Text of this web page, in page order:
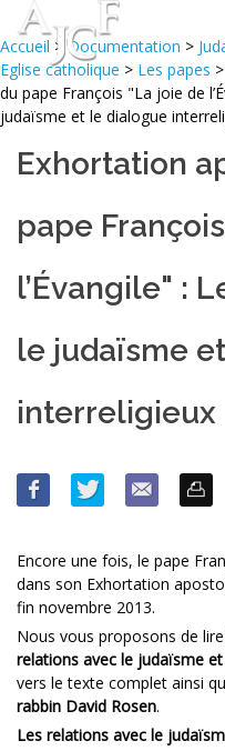
Accueil >Documentation >
Eglise catholique > Les papes >
du pape François "La joie de
judaïsme et le dialogue
Exhortation
pape
l’Évangile" :
le judaïsme
interreligieux
Encore une fois, le pape
dans son Exhortation
fin novembre 2013.
Nous vous proposons de lire
relations avec le judaïsme
vers le texte complet ainsi
rabbin David Rosen.
Les relations avec le